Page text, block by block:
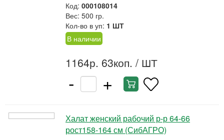
Код: 000108014
Вес: 500 гр.
Кол-во в уп: 1 ШТ
В наличии
1164р. 63коп. / ШТ
- +
Халат женский рабочий р-р 64-66
рост158-164 см (СибАГРО)